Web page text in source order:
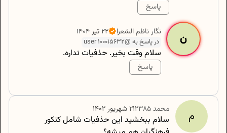
پاسخ
ن نگارناظم الشعرا ۲۲ تیر ۱۴۰۴
در پاسخ به @user 100015632
سلام وقت بخیر. حذفیات نداره.
پاسخ
م محمد2385۲۱ شهریور ۱۴۰۲
سلام ببخشید این حذفیات شامل کنکور